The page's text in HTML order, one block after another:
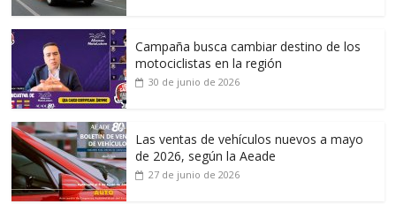
Campaña busca cambiar destino de los
motociclistas en la región
30 de junio de 2026
Las ventas de vehículos nuevos a mayo
de 2026, según la Aeade
27 de junio de 2026